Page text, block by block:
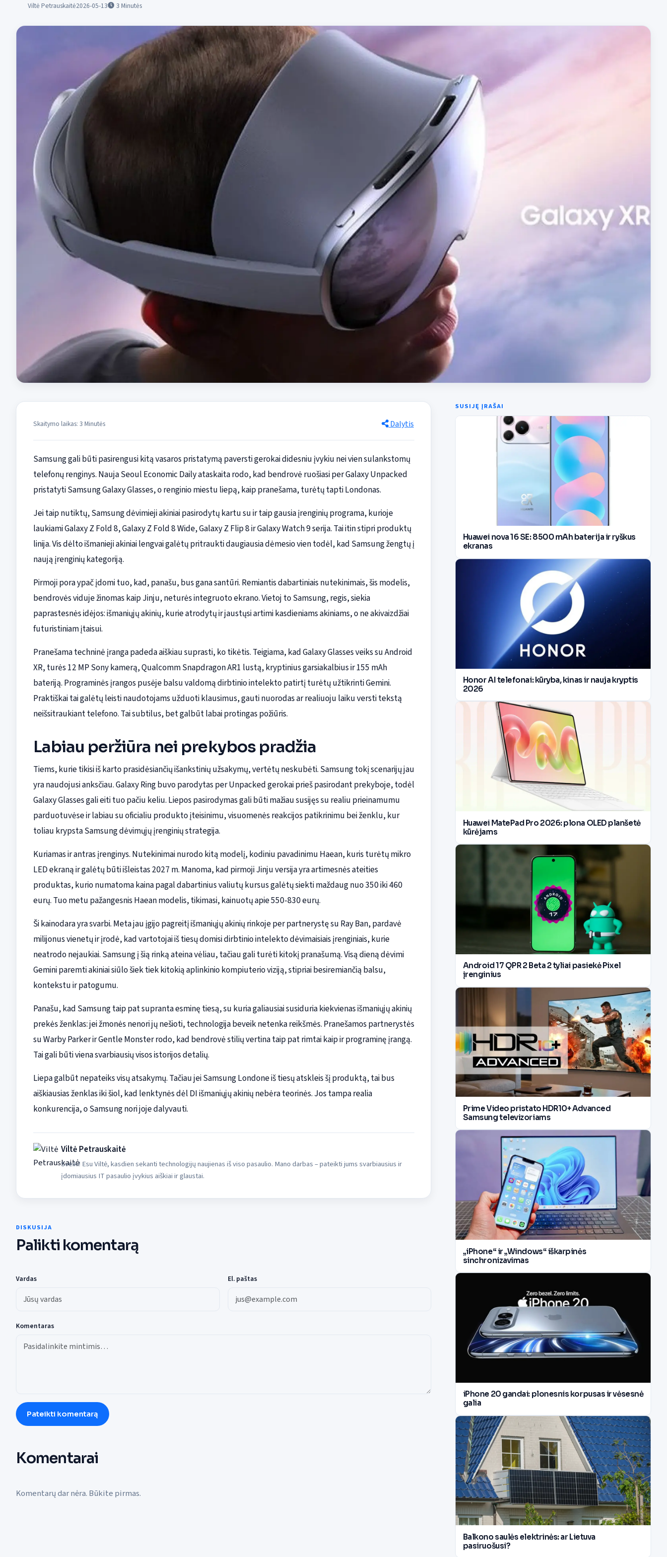
Viltė Petrauskaitė2026-05-13 3 Minutės
Skaitymo laikas: 3 Minutės Dalytis
Samsung gali būti pasirengusi kitą vasaros pristatymą paversti gerokai didesniu įvykiu nei vien sulankstomų
telefonų renginys. Nauja Seoul Economic Daily ataskaita rodo, kad bendrovė ruošiasi per Galaxy Unpacked
pristatyti Samsung Galaxy Glasses, o renginio miestu liepą, kaip pranešama, turėtų tapti Londonas.
Jei taip nutiktų, Samsung dėvimieji akiniai pasirodytų kartu su ir taip gausia įrenginių programa, kurioje
laukiami Galaxy Z Fold 8, Galaxy Z Fold 8 Wide, Galaxy Z Flip 8 ir Galaxy Watch 9 serija. Tai itin stipri produktų
linija. Vis dėlto išmanieji akiniai lengvai galėtų pritraukti daugiausia dėmesio vien todėl, kad Samsung žengtų į
naują įrenginių kategoriją.
Pirmoji pora ypač įdomi tuo, kad, panašu, bus gana santūri. Remiantis dabartiniais nutekinimais, šis modelis,
bendrovės viduje žinomas kaip Jinju, neturės integruoto ekrano. Vietoj to Samsung, regis, siekia
paprastesnės idėjos: išmaniųjų akinių, kurie atrodytų ir jaustųsi artimi kasdieniams akiniams, o ne akivaizdžiai
futuristiniam įtaisui.
Pranešama techninė įranga padeda aiškiau suprasti, ko tikėtis. Teigiama, kad Galaxy Glasses veiks su Android
XR, turės 12 MP Sony kamerą, Qualcomm Snapdragon AR1 lustą, kryptinius garsiakalbius ir 155 mAh
bateriją. Programinės įrangos pusėje balsu valdomą dirbtinio intelekto patirtį turėtų užtikrinti Gemini.
Praktiškai tai galėtų leisti naudotojams užduoti klausimus, gauti nuorodas ar realiuoju laiku versti tekstą
neišsitraukiant telefono. Tai subtilus, bet galbūt labai protingas požiūris.
Labiau peržiūra nei prekybos pradžia
Tiems, kurie tikisi iš karto prasidėsiančių išankstinių užsakymų, vertėtų neskubėti. Samsung tokį scenarijų jau
yra naudojusi anksčiau. Galaxy Ring buvo parodytas per Unpacked gerokai prieš pasirodant prekyboje, todėl
Galaxy Glasses gali eiti tuo pačiu keliu. Liepos pasirodymas gali būti mažiau susijęs su realiu prieinamumu
parduotuvėse ir labiau su oficialiu produkto įteisinimu, visuomenės reakcijos patikrinimu bei ženklu, kur
toliau krypsta Samsung dėvimųjų įrenginių strategija.
Kuriamas ir antras įrenginys. Nutekinimai nurodo kitą modelį, kodiniu pavadinimu Haean, kuris turėtų mikro
LED ekraną ir galėtų būti išleistas 2027 m. Manoma, kad pirmoji Jinju versija yra artimesnės ateities
produktas, kurio numatoma kaina pagal dabartinius valiutų kursus galėtų siekti maždaug nuo 350 iki 460
eurų. Tuo metu pažangesnis Haean modelis, tikimasi, kainuotų apie 550-830 eurų.
Ši kainodara yra svarbi. Meta jau įgijo pagreitį išmaniųjų akinių rinkoje per partnerystę su Ray Ban, pardavė
milijonus vienetų ir įrodė, kad vartotojai iš tiesų domisi dirbtinio intelekto dėvimaisiais įrenginiais, kurie
neatrodo nejaukiai. Samsung į šią rinką ateina vėliau, tačiau gali turėti kitokį pranašumą. Visą dieną dėvimi
Gemini paremti akiniai siūlo šiek tiek kitokią aplinkinio kompiuterio viziją, stipriai besiremiančią balsu,
kontekstu ir patogumu.
Panašu, kad Samsung taip pat supranta esminę tiesą, su kuria galiausiai susiduria kiekvienas išmaniųjų akinių
prekės ženklas: jei žmonės nenori jų nešioti, technologija beveik netenka reikšmės. Pranešamos partnerystės
su Warby Parker ir Gentle Monster rodo, kad bendrovė stilių vertina taip pat rimtai kaip ir programinę įrangą.
Tai gali būti viena svarbiausių visos istorijos detalių.
Liepa galbūt nepateiks visų atsakymų. Tačiau jei Samsung Londone iš tiesų atskleis šį produktą, tai bus
aiškiausias ženklas iki šiol, kad lenktynės dėl DI išmaniųjų akinių nebėra teorinės. Jos tampa realia
konkurencija, o Samsung nori joje dalyvauti.
Viltė Petrauskaitė
Sveiki! Esu Viltė, kasdien sekanti technologijų naujienas iš viso pasaulio. Mano darbas – pateikti jums svarbiausius ir
įdomiausius IT pasaulio įvykius aiškiai ir glaustai.
DISKUSIJA
Palikti komentarą
Vardas El. paštas
Komentaras
Pateikti komentarą
Komentarai
Komentarų dar nėra. Būkite pirmas.
SUSIJĘ ĮRAŠAI
Huawei nova 16 SE: 8500 mAh baterija ir ryškus
ekranas
Honor AI telefonai: kūryba, kinas ir nauja kryptis
2026
Huawei MatePad Pro 2026: plona OLED planšetė
kūrėjams
Android 17 QPR 2 Beta 2 tyliai pasiekė Pixel
įrenginius
Prime Video pristato HDR10+ Advanced
Samsung televizoriams
„iPhone“ ir „Windows“ iškarpinės
sinchronizavimas
iPhone 20 gandai: plonesnis korpusas ir vėsesnė
galia
Balkono saulės elektrinės: ar Lietuva
pasiruošusi?